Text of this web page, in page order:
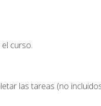
curso.
las tareas (no